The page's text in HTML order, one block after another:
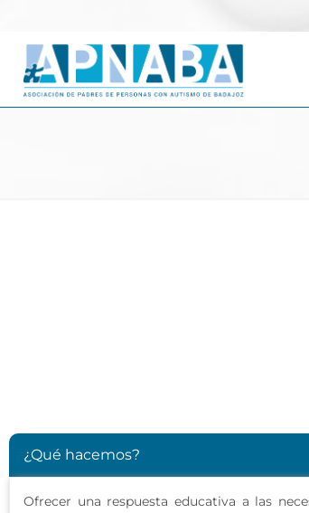
¿Qué hacemos?
Ofrecer una respuesta educativa a las